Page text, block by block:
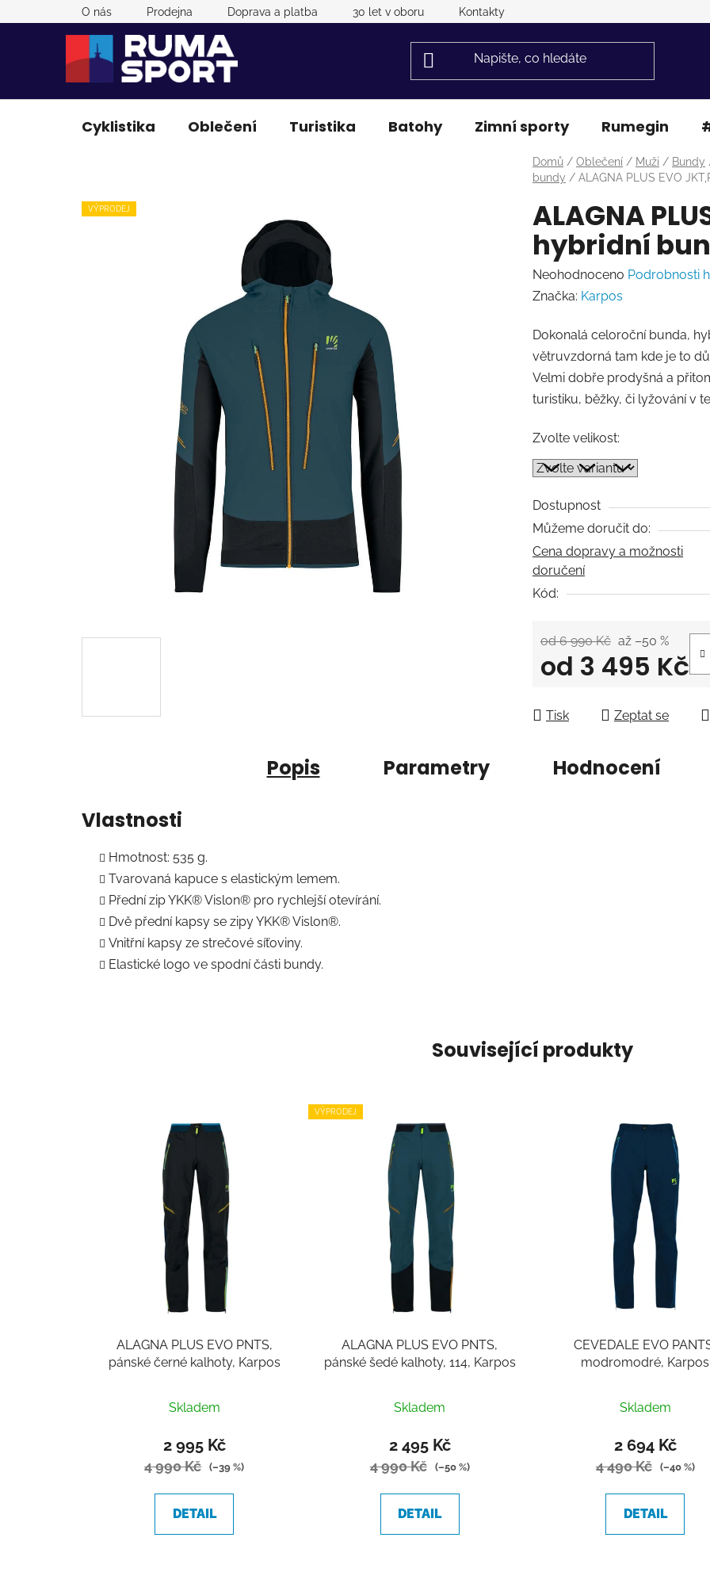
na
O nás Prodejna Doprava a platba 30 let v oboru Kontakty
Cyklistika Oblečení Turistika Batohy Zimní sporty Rumegin
Domů / Oblečení / Muži / Bundy
bundy / ALAGNA PLUS EVO
ALAGNA
hybridní
Průměrné
hodnocení
je
0,0
z
5
Neohodnoceno Podrobnosti
Značka: Karpos
Dokonalá celoroční bunda,
větruvzdorná tam kde je to
Velmi dobře prodyšná a
turistiku, běžky, či lyžování v
Zvolte velikost:
Dostupnost
Můžeme doručit do:
Cena dopravy a možnosti
doručení
Kód:
od 6 990 Kč až –50 %
od 3 495 Kč
Tisk Zeptat se
VÝPRODEJ
Popis Parametry Hodnocení
Vlastnosti
Hmotnost: 535 g.
Tvarovaná kapuce s elastickým lemem.
Přední zip YKK® Vislon® pro rychlejší otevírání.
Dvě přední kapsy se zipy YKK® Vislon®.
Vnitřní kapsy ze strečové síťoviny.
Elastické logo ve spodní části bundy.
Související produkty
ALAGNA PLUS EVO PNTS,
pánské černé kalhoty, Karpos
Skladem
2 995 Kč
4 990 Kč (–39 %)
DETAIL
VÝPRODEJ
ALAGNA PLUS EVO PNTS,
pánské šedé kalhoty, 114, Karpos
Skladem
2 495 Kč
4 990 Kč (–50 %)
DETAIL
CEVEDALE EVO
modromodré, Karpos
Skladem
2 694 Kč
4 490 Kč (–40 %)
DETAIL